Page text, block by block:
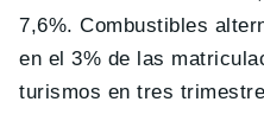
7,6%. Combustibles
en el 3% de las
turismos en tres